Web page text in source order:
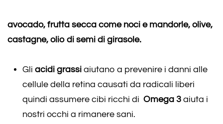
avocado, frutta secca come noci e mandorle, olive,
castagne, olio di semi di girasole.
Gli acidi grassi aiutano a prevenire i danni alle
cellule della retina causati da radicali liberi
quindi assumere cibi ricchi di Omega 3 aiuta i
nostri occhi a rimanere sani.